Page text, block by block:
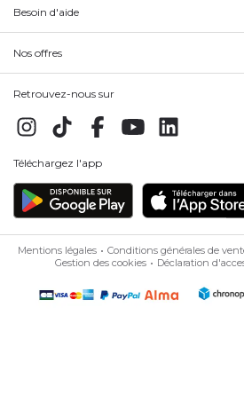
Besoin d'aide
Nos offres
Retrouvez-nous sur
Téléchargez l'app
Mentions légales Conditions générales de
Gestion des cookies
Déclaration